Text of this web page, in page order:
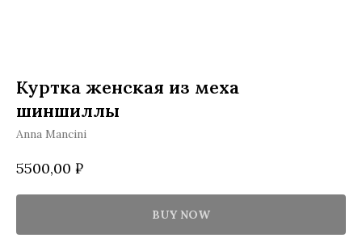
Куртка женская из меха
шиншиллы
Anna Mancini
5500,00 ₽
BUY NOW